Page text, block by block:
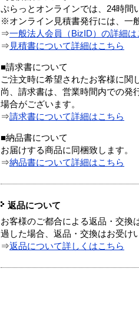
ぷらっとオンラインでは、24時間
※オンライン見積書発行には、一
⇒一般法人会員（BizID）の詳細は
⇒ 見積書について詳細はこちら
■請求書について
ご注文時に希望されたお客様に関
尚、請求書は、営業時間内での発
場合がございます。
⇒請求書について詳細はこちら
■納品書について
お届けする商品に同梱致します。
⇒納品書について詳細はこちら
返品について
お客様のご都合による返品・交換
過した場合、返品・交換はお受け
⇒返品について詳しくはこちら